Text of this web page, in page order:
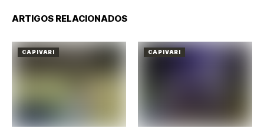
ARTIGOS RELACIONADOS
CAPIVARI CAPIVARI